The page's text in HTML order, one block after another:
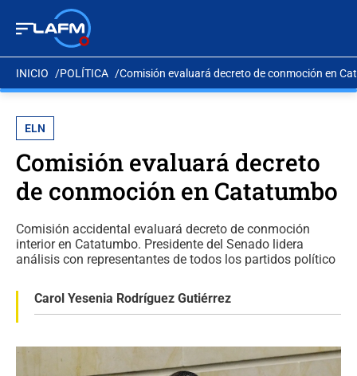
INICIO POLÍTICA Comisión evaluará decreto de conmoción en
ELN
Comisión evaluará decreto
de conmoción en Catatumbo
Comisión accidental evaluará decreto de conmoción
interior en Catatumbo. Presidente del Senado lidera
análisis con representantes de todos los partidos político
Carol Yesenia Rodríguez Gutiérrez